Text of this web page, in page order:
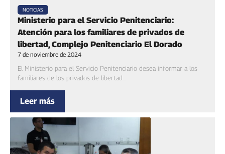
NOTICIAS
Ministerio para el Servicio Penitenciario:
Atención para los familiares de privados de
libertad, Complejo Penitenciario El Dorado
7 de noviembre de 2024
El Ministerio para el Servicio Penitenciario desea informar a los
familiares de los privados de libertad...
Leer más